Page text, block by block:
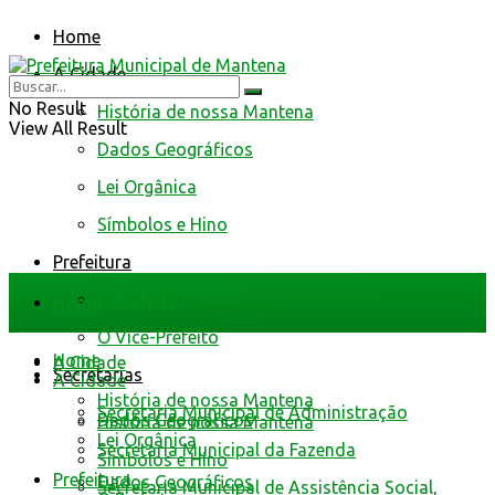
Home
A Cidade
História de nossa Mantena
Dados Geográficos
Lei Orgânica
Símbolos e Hino
Prefeitura
O Vice-Prefeito
Secretarias
Secretaria Municipal de Administração
Secretaria Municipal da Fazenda
Secretaria Municipal de Assistência Social,
No Result
View All Result
Home
A Cidade
História de nossa Mantena
Dados Geográficos
Home
A Cidade
História de nossa Mantena
Dados Geográficos
Lei Orgânica
Símbolos e Hino
Prefeitura